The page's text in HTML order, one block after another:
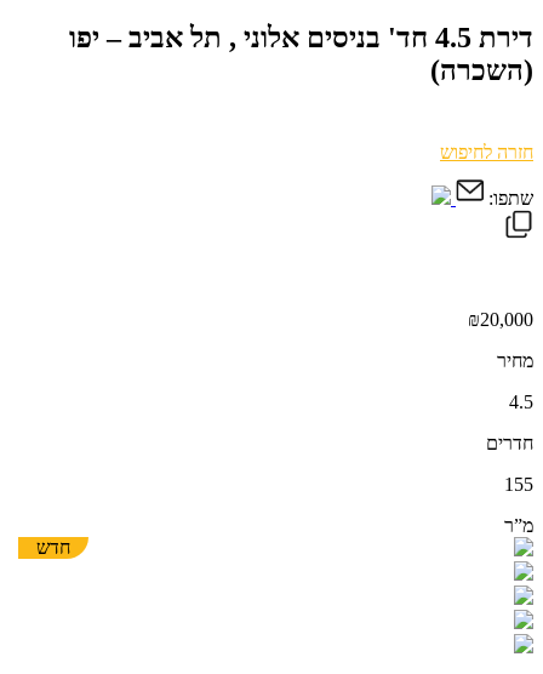
דירת 4.5 חד' בניסים אלוני , תל אביב – יפו
(השכרה)
חזרה לחיפוש
שתפו:
₪20,000
מחיר
4.5
חדרים
155
מ”ר
חדש